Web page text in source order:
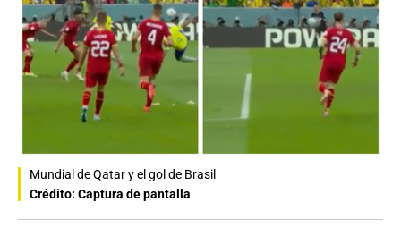
Mundial de Qatar y el gol de Brasil
Crédito: Captura de pantalla